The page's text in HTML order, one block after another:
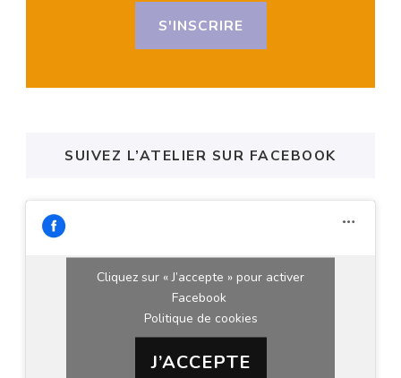
S'INSCRIRE
SUIVEZ L’ATELIER SUR FACEBOOK
Cliquez sur « J’accepte » pour activer
Facebook
Politique de cookies
J’ACCEPTE